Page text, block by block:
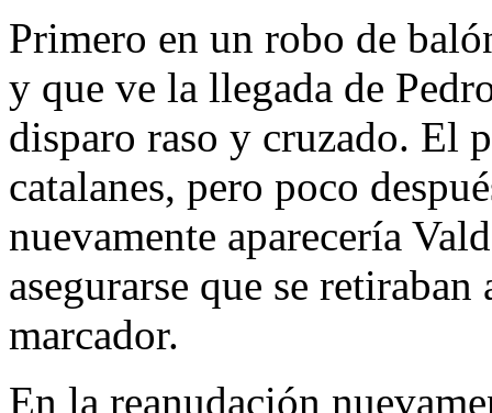
Primero en un robo de
y que ve la llegada de
disparo raso y cruzado. El
catalanes, pero poco
nuevamente aparecería
asegurarse que se
marcador.
En la reanudación